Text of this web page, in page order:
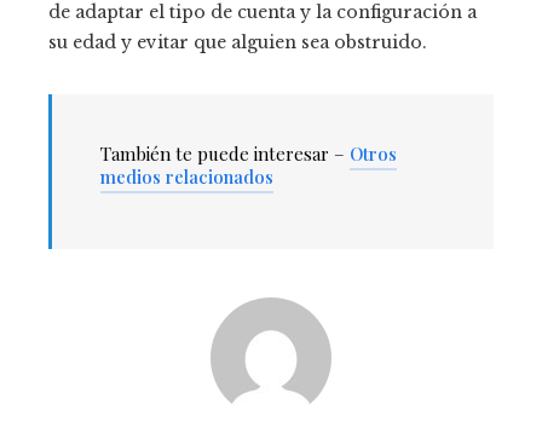
de adaptar el tipo de cuenta y la configuración a
su edad y evitar que alguien sea obstruido.
También te puede interesar – Otros
medios relacionados